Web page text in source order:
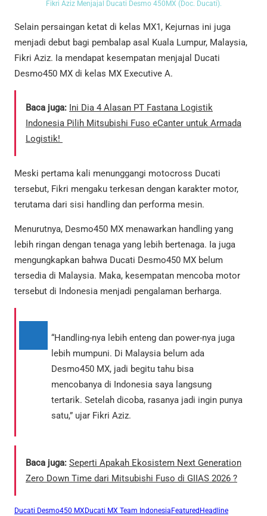
Fikri Aziz Menjajal Ducati Desmo 450MX (Doc. Ducati).
Selain persaingan ketat di kelas MX1, Kejurnas ini juga
menjadi debut bagi pembalap asal Kuala Lumpur, Malaysia,
Fikri Aziz. Ia mendapat kesempatan menjajal Ducati
Desmo450 MX di kelas MX Executive A.
Baca juga: Ini Dia 4 Alasan PT Fastana Logistik
Indonesia Pilih Mitsubishi Fuso eCanter untuk Armada
Logistik!
Meski pertama kali menunggangi motocross Ducati
tersebut, Fikri mengaku terkesan dengan karakter motor,
terutama dari sisi handling dan performa mesin.
Menurutnya, Desmo450 MX menawarkan handling yang
lebih ringan dengan tenaga yang lebih bertenaga. Ia juga
mengungkapkan bahwa Ducati Desmo450 MX belum
tersedia di Malaysia. Maka, kesempatan mencoba motor
tersebut di Indonesia menjadi pengalaman berharga.
“Handling-nya lebih enteng dan power-nya juga
lebih mumpuni. Di Malaysia belum ada
Desmo450 MX, jadi begitu tahu bisa
mencobanya di Indonesia saya langsung
tertarik. Setelah dicoba, rasanya jadi ingin punya
satu,” ujar Fikri Aziz.
Baca juga: Seperti Apakah Ekosistem Next Generation
Zero Down Time dari Mitsubishi Fuso di GIIAS 2026 ?
Ducati Desmo450 MXDucati MX Team IndonesiaFeaturedHeadline